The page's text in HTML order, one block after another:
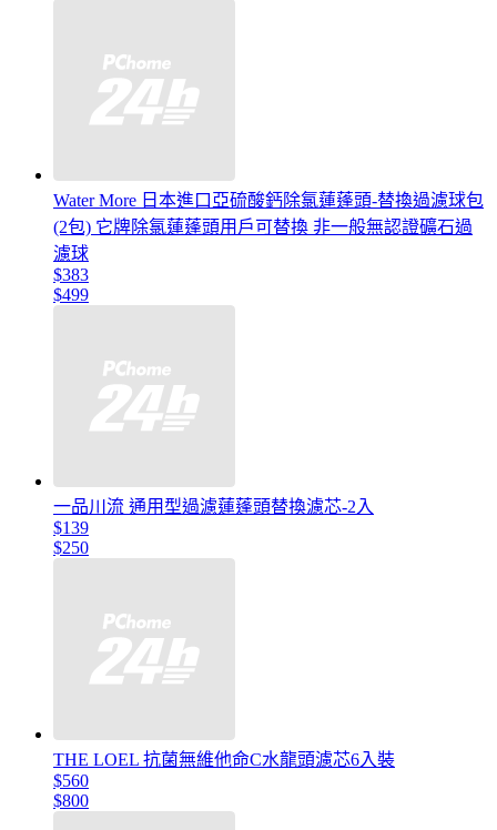
Water More 日本進口亞硫酸鈣除氯蓮蓬頭-替換過濾球包
(2包) 它牌除氯蓮蓬頭用戶可替換 非一般無認證礦石過
濾球
$383
$499
一品川流 通用型過濾蓮蓬頭替換濾芯-2入
$139
$250
THE LOEL 抗菌無維他命C水龍頭濾芯6入裝
$560
$800